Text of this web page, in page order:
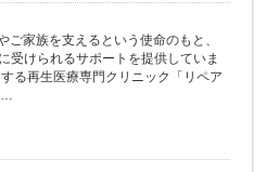
家族を支えるという使命のもと、
受けられるサポートを提供していま
る再生医療専門クリニック「リペア